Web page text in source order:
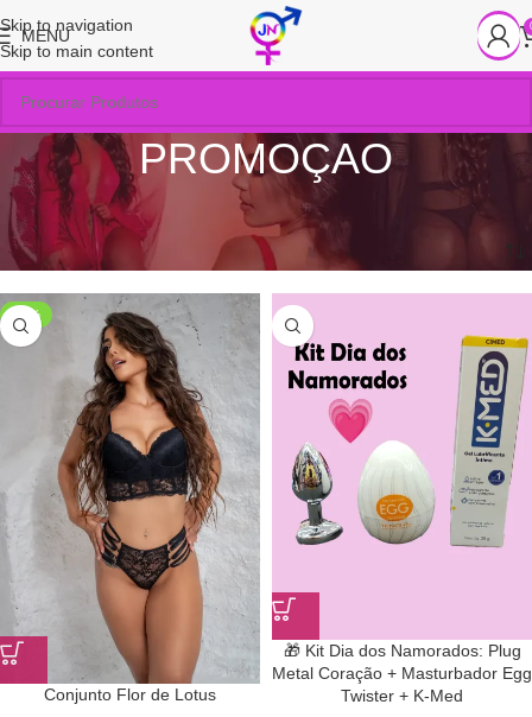
Skip to navigation
Skip to main content
MENU
PROMOÇAO
Produtos Selecionados com ofertas promocionais imperdíveis!
Início PROMOÇAO
-33%
Conjunto Flor de Lotus
🎁 Kit Dia dos Namorados: Plug
Metal Coração + Masturbador Egg
Twister + K-Med